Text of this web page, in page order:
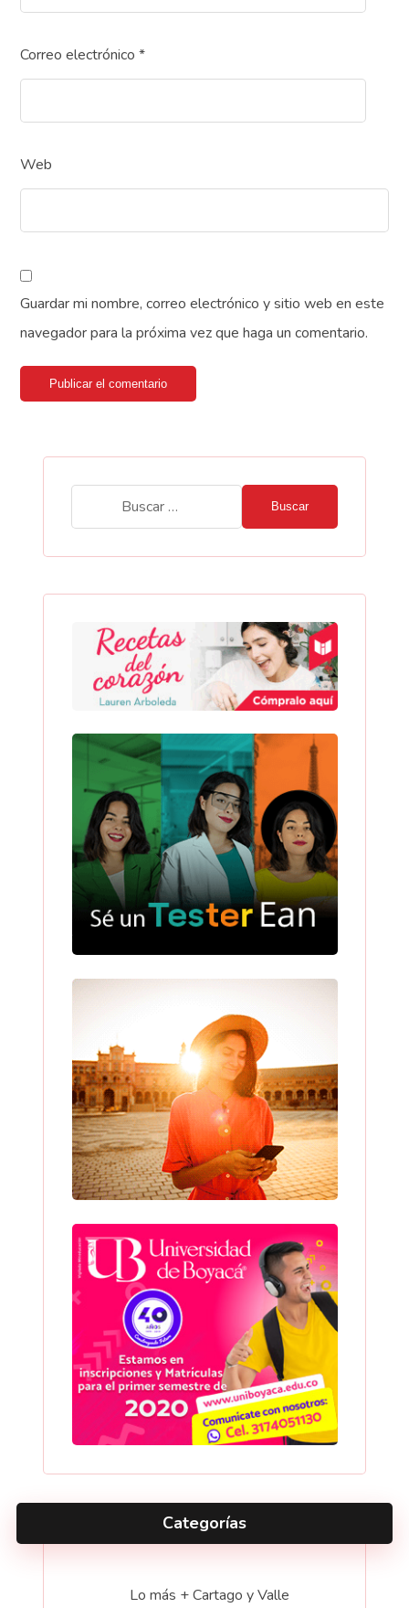
Correo electrónico*
Web
Guardar mi nombre, correo electrónico y sitio web en este
navegador para la próxima vez que haga un comentario.
Publicar el comentario
Buscar
Categorías
Lo más + Cartago y Valle